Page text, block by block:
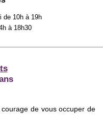
de 10h à 19h
à 18h30
de vous occuper de